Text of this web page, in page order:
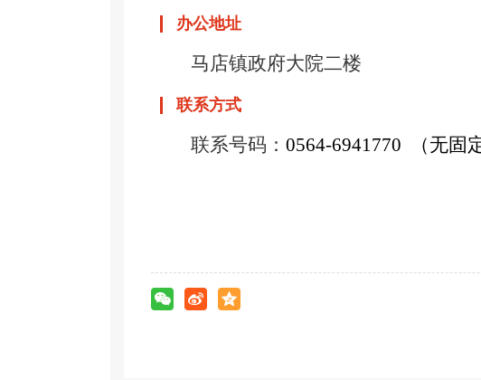
办公地址
马店镇政府大院二楼
联系方式
联系号码： 0564-6941770 （无固